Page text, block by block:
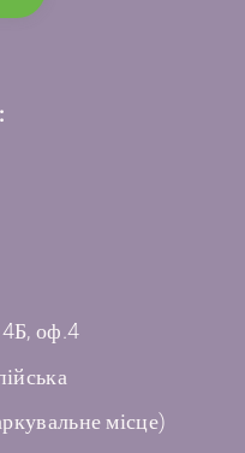
оф.4
місце)